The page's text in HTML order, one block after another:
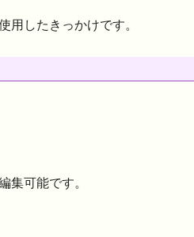
用したきっかけです。
集可能です。